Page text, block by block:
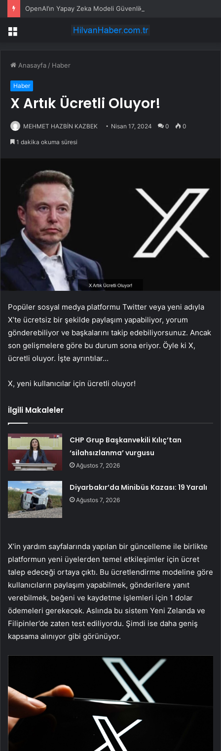
Menü
Anasayfa / Haber
Haber
X Artık Ücretli Oluyor!
MEHMET HAZBİN KAZBEK Nisan 17, 2024 0 0
1 dakika okuma süresi
Popüler sosyal medya platformu Twitter veya yeni adıyla
X’te ücretsiz bir şekilde paylaşım yapabiliyor, yorum
gönderebiliyor ve başkalarını takip edebiliyorsunuz. Ancak
son gelişmelere göre bu durum sona eriyor. Öyle ki X,
ücretli oluyor. İşte ayrıntılar…
X, yeni kullanıcılar için ücretli oluyor!
İlgili Makaleler
CHP Grup Başkanvekili Kılıç’tan
‘silahsızlanma’ vurgusu
Ağustos 7, 2026
Diyarbakır’da Minibüs Kazası: 19 Yaralı
Ağustos 7, 2026
X’in yardım sayfalarında yapılan bir güncelleme ile birlikte
platformun yeni üyelerden temel etkileşimler için ücret
talep edeceği ortaya çıktı. Bu ücretlendirme modeline göre
kullanıcıların paylaşım yapabilmek, gönderilere yanıt
verebilmek, beğeni ve kaydetme işlemleri için 1 dolar
ödemeleri gerekecek. Aslında bu sistem Yeni Zelanda ve
Filipinler’de zaten test ediliyordu. Şimdi ise daha geniş
kapsama alınıyor gibi görünüyor.